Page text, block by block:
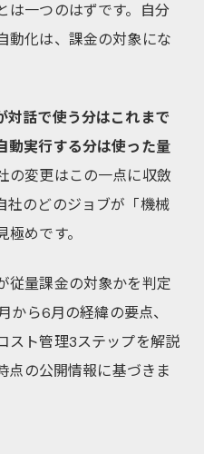
は一つのはずです。自分
動化は、課金の対象にな
対話で使う分はこれまで
動実行する分は使った量
の変更はこの一点に収斂
社のどのジョブが「機械
めです。
従量課金の対象かを判定
ら6月の経緯の要点、
スト管理3ステップを解説
点の公開情報に基づきま